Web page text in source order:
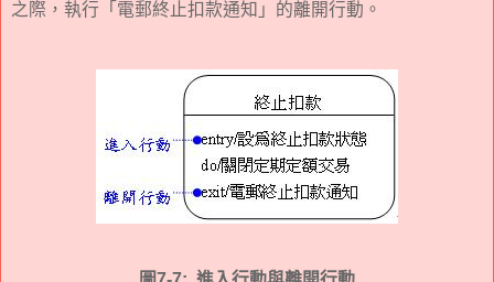
之際，執行「電郵終止扣款通知」的離開行動。